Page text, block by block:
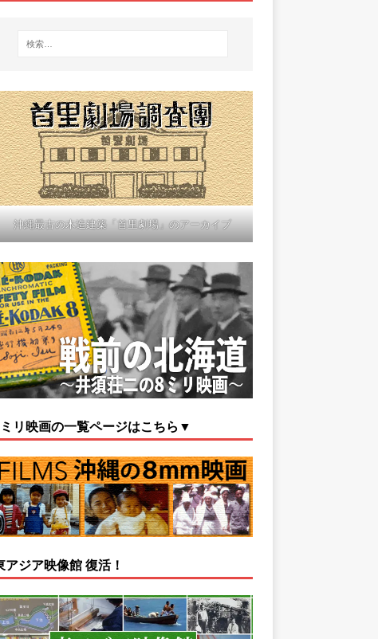
沖縄最古の木造建築「首里劇場」のアーカイブ
リ映画の一覧ページはこちら▼
アジア映像館 復活！